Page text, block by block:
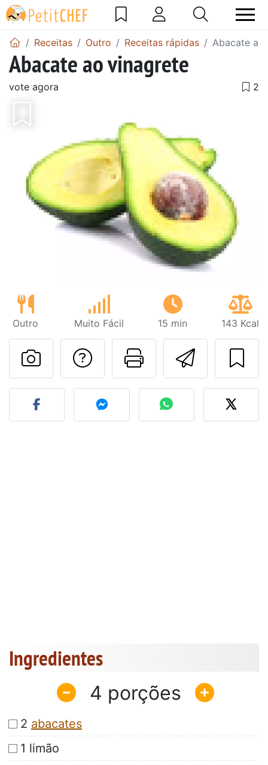
Receitas Outro Receitas rápidas Abacate ao
Abacate ao vinagrete
vote agora
Outro Muito Fácil 15 min 143 Kcal
Imprima
Falar com o autor
Fez esta receita?
Ingredientes
4
2 abacates
1 limão